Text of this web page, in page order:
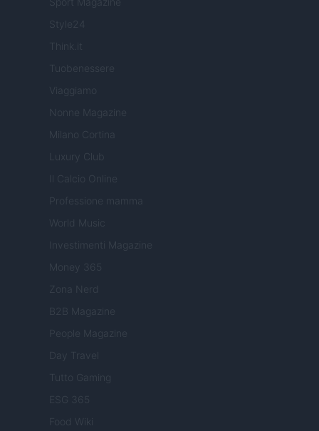
Style24
Tuobenessere
Viaggiamo
Nonne Magazine
Milano Cortina
Luxury Club
Il Calcio Online
Professione mamma
World Music
Investimenti Magazine
Money 365
Zona Nerd
B2B Magazine
People Magazine
Day Travel
Tutto Gaming
ESG 365
Food Wiki